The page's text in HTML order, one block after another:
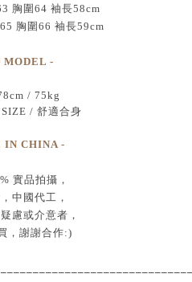
胸圍64 袖長58cm
胸圍66 袖長59cm
MODEL -
/ 75kg
/ 舒適合身
IN CHINA -
實品拍攝 ，
中國代工 ，
慮或介意者，
， 謝謝合作:)